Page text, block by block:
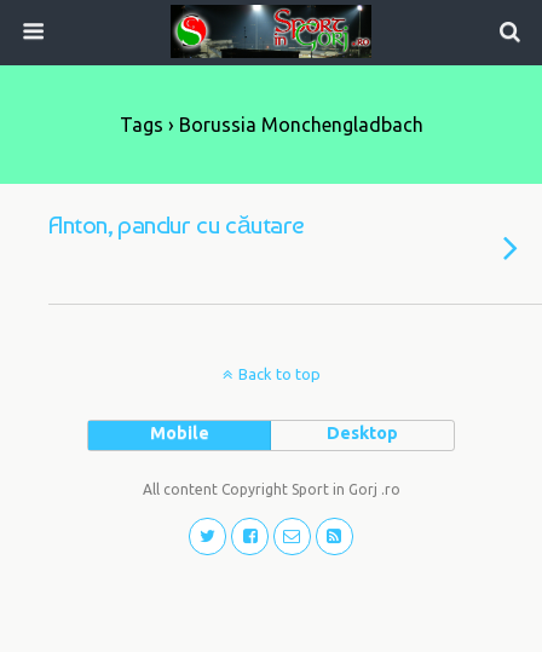
Tags › Borussia Monchengladbach
Anton, pandur cu căutare
Back to top
Mobile Desktop
All content Copyright Sport in Gorj .ro